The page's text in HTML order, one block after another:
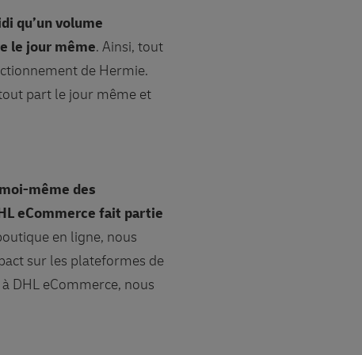
qu’un volume
le jour même. Ainsi, tout
de Hermie.
part le jour même et
même des
eCommerce fait partie
en ligne, nous
sur les plateformes de
DHL eCommerce, nous